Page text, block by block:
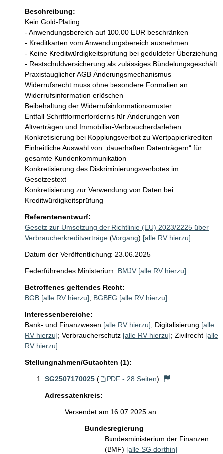
Beschreibung:
Kein Gold-Plating
- Anwendungsbereich auf 100.00 EUR beschränken
- Kreditkarten vom Anwendungsbereich ausnehmen
- Keine Kreditwürdigkeitsprüfung bei geduldeter Überziehung
- Restschuldversicherung als zulässiges Bündelungsgeschäft
Praxistauglicher AGB Änderungsmechanismus
Widerrufsrecht muss ohne besondere Formalien an
Widerrufsinformation erlöschen
Beibehaltung der Widerrufsinformationsmuster
Entfall Schriftformerfordernis für Änderungen von
Altverträgen und Immobiliar-Verbraucherdarlehen
Konkretisierung bei Kopplungsverbot zu Wertpapierkrediten
Einheitliche Auswahl von „dauerhaften Datenträgern“ für
gesamte Kundenkommunikation
Konkretisierung des Diskriminierungsverbotes im
Gesetzestext
Konkretisierung zur Verwendung von Daten bei
Kreditwürdigkeitsprüfung
Referentenentwurf:
Gesetz zur Umsetzung der Richtlinie (EU) 2023/2225 über
Verbraucherkreditverträge (Vorgang) [alle RV hierzu]
Datum der Veröffentlichung: 23.06.2025
Federführendes Ministerium: BMJV [alle RV hierzu]
Betroffenes geltendes Recht:
BGB [alle RV hierzu]; BGBEG [alle RV hierzu]
Interessenbereiche:
Bank- und Finanzwesen [alle RV hierzu]; Digitalisierung [alle
RV hierzu]; Verbraucherschutz [alle RV hierzu]; Zivilrecht [alle
RV hierzu]
Stellungnahmen/Gutachten (1):
SG2507170025 ( PDF - 28 Seiten)
Adressatenkreis:
Versendet am 16.07.2025 an:
Bundesregierung
Bundesministerium der Finanzen
(BMF) [alle SG dorthin]